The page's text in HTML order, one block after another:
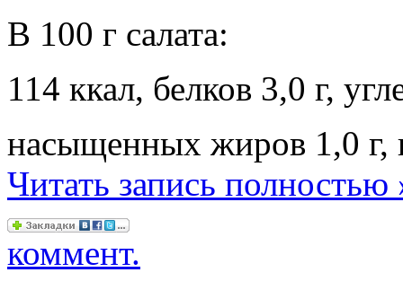
В 100 г салата:
114 ккал, белков 3,0 г,
насыщенных жиров 1,0 г,
Читать запись полностью
коммент.